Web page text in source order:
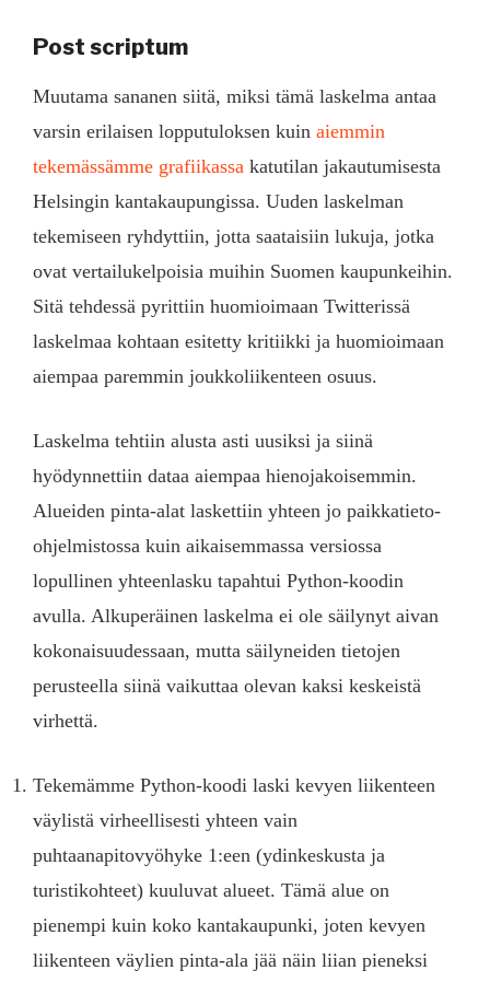
Post scriptum
Muutama sananen siitä, miksi tämä laskelma antaa
varsin erilaisen lopputuloksen kuin aiemmin
tekemässämme grafiikassa katutilan jakautumisesta
Helsingin kantakaupungissa. Uuden laskelman
tekemiseen ryhdyttiin, jotta saataisiin lukuja, jotka
ovat vertailukelpoisia muihin Suomen kaupunkeihin.
Sitä tehdessä pyrittiin huomioimaan Twitterissä
laskelmaa kohtaan esitetty kritiikki ja huomioimaan
aiempaa paremmin joukkoliikenteen osuus.
Laskelma tehtiin alusta asti uusiksi ja siinä
hyödynnettiin dataa aiempaa hienojakoisemmin.
Alueiden pinta-alat laskettiin yhteen jo paikkatieto-
ohjelmistossa kuin aikaisemmassa versiossa
lopullinen yhteenlasku tapahtui Python-koodin
avulla. Alkuperäinen laskelma ei ole säilynyt aivan
kokonaisuudessaan, mutta säilyneiden tietojen
perusteella siinä vaikuttaa olevan kaksi keskeistä
virhettä.
Tekemämme Python-koodi laski kevyen liikenteen
väylistä virheellisesti yhteen vain
puhtaanapitovyöhyke 1:een (ydinkeskusta ja
turistikohteet) kuuluvat alueet. Tämä alue on
pienempi kuin koko kantakaupunki, joten kevyen
liikenteen väylien pinta-ala jää näin liian pieneksi